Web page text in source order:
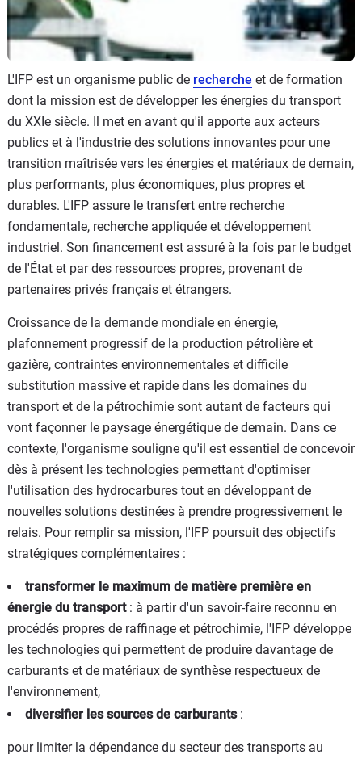
L'IFP est un organisme public de recherche et de formation
dont la mission est de développer les énergies du transport
du XXIe siècle. Il met en avant qu'il apporte aux acteurs
publics et à l'industrie des solutions innovantes pour une
transition maîtrisée vers les énergies et matériaux de demain,
plus performants, plus économiques, plus propres et
durables. L'IFP assure le transfert entre recherche
fondamentale, recherche appliquée et développement
industriel. Son financement est assuré à la fois par le budget
de l'État et par des ressources propres, provenant de
partenaires privés français et étrangers.
Croissance de la demande mondiale en énergie,
plafonnement progressif de la production pétrolière et
gazière, contraintes environnementales et difficile
substitution massive et rapide dans les domaines du
transport et de la pétrochimie sont autant de facteurs qui
vont façonner le paysage énergétique de demain. Dans ce
contexte, l'organisme souligne qu'il est essentiel de concevoir
dès à présent les technologies permettant d'optimiser
l'utilisation des hydrocarbures tout en développant de
nouvelles solutions destinées à prendre progressivement le
relais. Pour remplir sa mission, l'IFP poursuit des objectifs
stratégiques complémentaires :
transformer le maximum de matière première en
énergie du transport: à partir d'un savoir-faire reconnu en
procédés propres de raffinage et pétrochimie, l'IFP développe
les technologies qui permettent de produire davantage de
carburants et de matériaux de synthèse respectueux de
l'environnement,
diversifier les sources de carburants:
pour limiter la dépendance du secteur des transports au